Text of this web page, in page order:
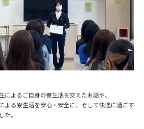
によるご自身の寮生活を交えたお話や、
よる寮生活を安心・安全に、そして快適に過ごす
た。